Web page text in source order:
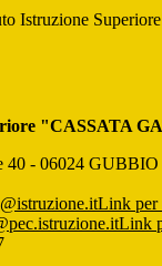
Istruzione
"CASSATA
40 - 06024 GUBBIO
Link per
Link